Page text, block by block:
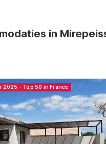
in
2025 - Top 50 in France